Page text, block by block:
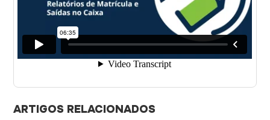
ARTIGOS RELACIONADOS